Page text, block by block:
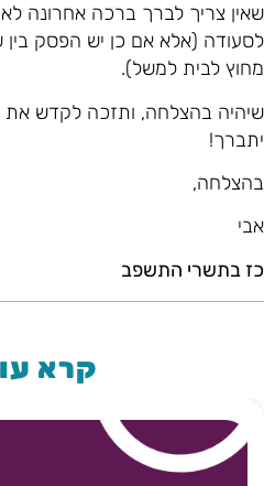
שאין צריך לברך ברכה אחרונה
לסעודה (אלא אם כן יש הפסק בין
מחוץ לבית למשל).
שיהיה בהצלחה, ותזכה לקדש את
יתברך!
בהצלחה,
אבי
כז בתשרי התשפב
קרא